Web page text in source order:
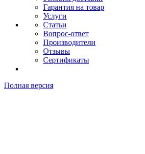
Гарантия на товар
Услуги
Статьи
Вопрос-ответ
Производители
Отзывы
Сертификаты
Полная версия